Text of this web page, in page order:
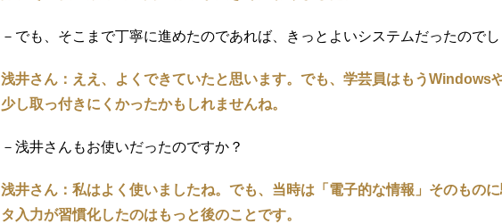
－でも、そこまで丁寧に進めたのであれば、きっとよいシステムだったのでし
浅井さん：ええ、よくできていたと思います。でも、学芸員はもうWindows
少し取っ付きにくかったかもしれませんね。
－浅井さんもお使いだったのですか？
浅井さん：私はよく使いましたね。でも、当時は「電子的な情報」そのもの
タ入力が習慣化したのはもっと後のことです。